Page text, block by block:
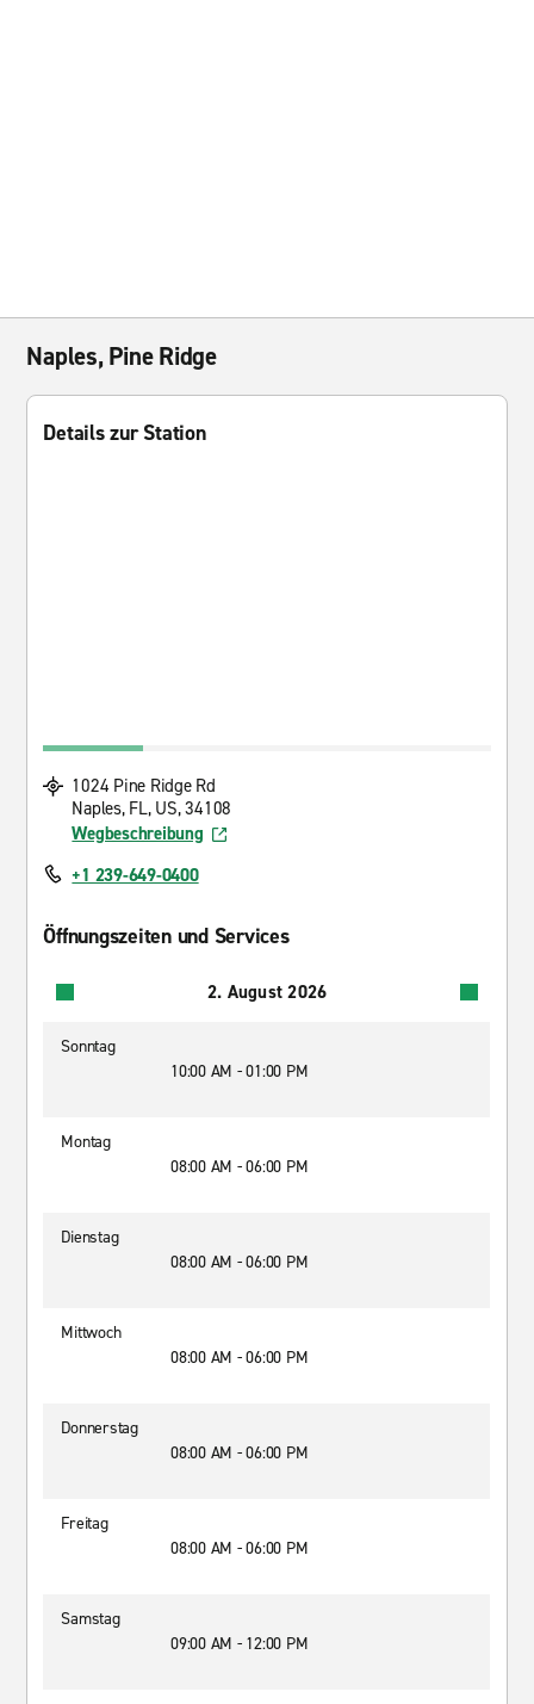
Naples, Pine Ridge
Details zur Station
1024 Pine Ridge Rd
Naples, FL, US, 34108
Wegbeschreibung
+1 239-649-0400
Öffnungszeiten und Services
2. August 2026
Sonntag
10:00 AM - 01:00 PM
Montag
08:00 AM - 06:00 PM
Dienstag
08:00 AM - 06:00 PM
Mittwoch
08:00 AM - 06:00 PM
Donnerstag
08:00 AM - 06:00 PM
Freitag
08:00 AM - 06:00 PM
Samstag
09:00 AM - 12:00 PM